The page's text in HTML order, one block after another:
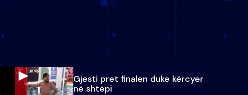
Gjesti pret finalen duke kërcyer
në shtëpi